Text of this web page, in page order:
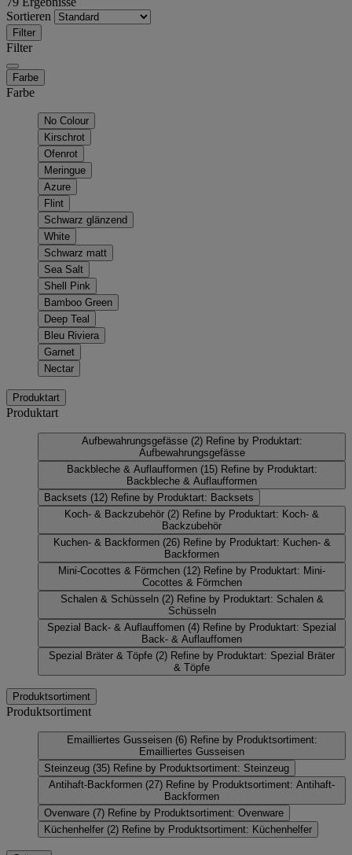
Sortieren
Filter
Filter
Farbe
Farbe
No Colour
Kirschrot
Ofenrot
Meringue
Azure
Flint
Schwarz glänzend
White
Schwarz matt
Sea Salt
Shell Pink
Bamboo Green
Deep Teal
Bleu Riviera
Garnet
Nectar
Produktart
Produktart
Aufbewahrungsgefässe (2) Refine by Produktart:
Aufbewahrungsgefässe
Backbleche & Auflaufformen (15) Refine by Produktart:
Backbleche & Auflaufformen
Backsets (12) Refine by Produktart: Backsets
Koch- & Backzubehör (2) Refine by Produktart: Koch- &
Backzubehör
Kuchen- & Backformen (26) Refine by Produktart: Kuchen- &
Backformen
Mini-Cocottes & Förmchen (12) Refine by Produktart: Mini-
Cocottes & Förmchen
Schalen & Schüsseln (2) Refine by Produktart: Schalen &
Schüsseln
Spezial Back- & Auflauffomen (4) Refine by Produktart: Spezial
Back- & Auflauffomen
Spezial Bräter & Töpfe (2) Refine by Produktart: Spezial Bräter
& Töpfe
Produktsortiment
Produktsortiment
Emailliertes Gusseisen (6) Refine by Produktsortiment:
Emailliertes Gusseisen
Steinzeug (35) Refine by Produktsortiment: Steinzeug
Antihaft-Backformen (27) Refine by Produktsortiment: Antihaft-
Backformen
Ovenware (7) Refine by Produktsortiment: Ovenware
Küchenhelfer (2) Refine by Produktsortiment: Küchenhelfer